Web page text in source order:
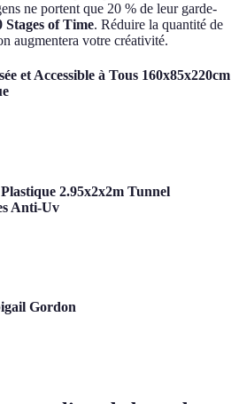
ne portent que 20 % de leur garde-
Stages of Time. Réduire la quantité de
augmentera votre créativité.
et Accessible à Tous 160x85x220cm
2.95x2x2m Tunnel
Anti-Uv
Gordon